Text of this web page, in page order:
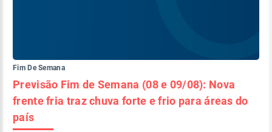
Fim De Semana
Previsão Fim de Semana (08 e 09/08): Nova
frente fria traz chuva forte e frio para áreas do
país